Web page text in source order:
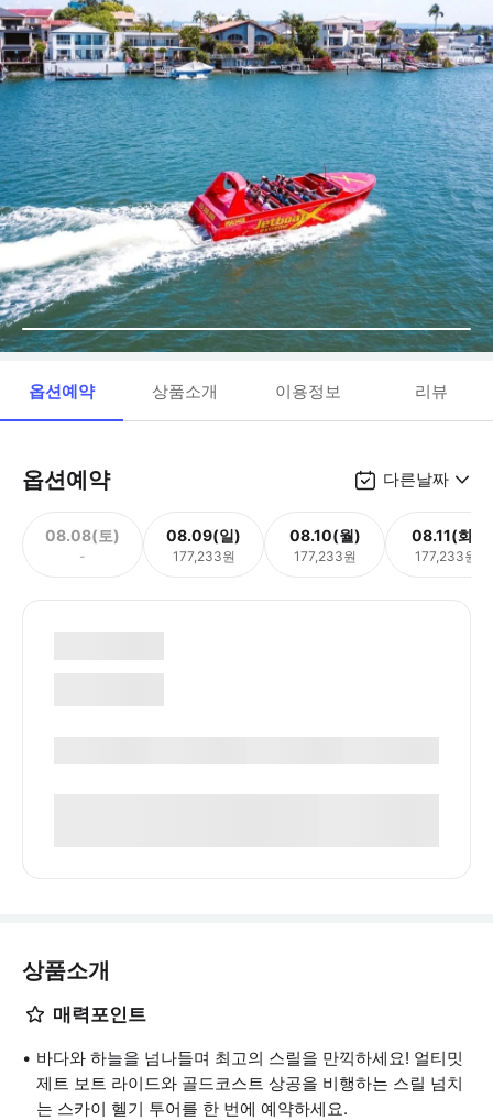
옵션예약 상품소개 이용정보 리뷰
옵션예약 다른날짜
08.08(토)
-
08.09(일)
177,233원
08.10(월)
177,233원
08.11(화)
177,233원
상품소개
매력포인트
바다와 하늘을 넘나들며 최고의 스릴을 만끽하세요! 얼티밋
제트 보트 라이드와 골드코스트 상공을 비행하는 스릴 넘치
는 스카이 헬기 투어를 한 번에 예약하세요.